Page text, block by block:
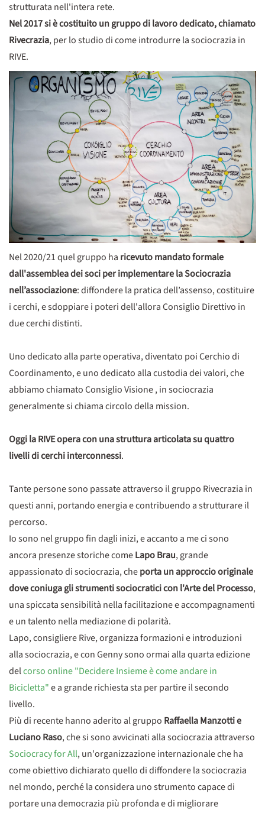
strutturata nell'intera rete.
Nel 2017 si è costituito un gruppo di lavoro dedicato, chiamato
Rivecrazia, per lo studio di come introdurre la sociocrazia in
RIVE.
Nel 2020/21 quel gruppo ha ricevuto mandato formale
dall'assemblea dei soci per implementare la Sociocrazia
nell’associazione: diffondere la pratica dell’assenso, costituire
i cerchi, e sdoppiare i poteri dell'allora Consiglio Direttivo in
due cerchi distinti.
Uno dedicato alla parte operativa, diventato poi Cerchio di
Coordinamento, e uno dedicato alla custodia dei valori, che
abbiamo chiamato Consiglio Visione , in sociocrazia
generalmente si chiama circolo della mission.
Oggi la RIVE opera con una struttura articolata su quattro
livelli di cerchi interconnessi.
Tante persone sono passate attraverso il gruppo Rivecrazia in
questi anni, portando energia e contribuendo a strutturare il
percorso.
Io sono nel gruppo fin dagli inizi, e accanto a me ci sono
ancora presenze storiche comeLapo Brau, grande
appassionato di sociocrazia, cheporta un approccio originale
dove coniuga gli strumenti sociocratici con l'Arte del Processo,
una spiccata sensibilità nella facilitazione e accompagnamenti
e un talento nella mediazione di polarità.
Lapo, consigliere Rive, organizza formazioni e introduzioni
alla sociocrazia, e con Genny sono ormai alla quarta edizione
delcorso online "Decidere Insieme è come andare in
Bicicletta"e a grande richiesta sta per partire il secondo
livello.
Più di recente hanno aderito al gruppo Raffaella Manzotti e
Luciano Raso, che si sono avvicinati alla sociocrazia attraverso
Sociocracy for All, un'organizzazione internazionale che ha
come obiettivo dichiarato quello di diffondere la sociocrazia
nel mondo, perché la considera uno strumento capace di
portare una democrazia più profonda e di migliorare